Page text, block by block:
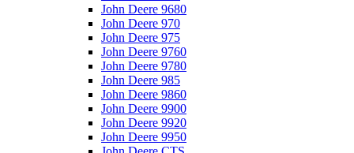
John Deere 9680
John Deere 970
John Deere 975
John Deere 9760
John Deere 9780
John Deere 985
John Deere 9860
John Deere 9900
John Deere 9920
John Deere 9950